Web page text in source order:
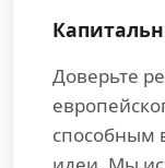
Доверьте
способным